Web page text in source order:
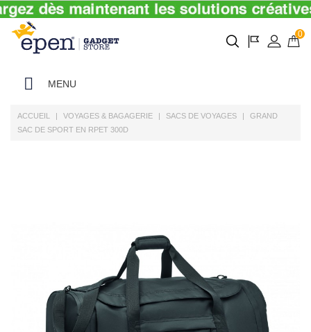
0
MENU
ACCUEIL VOYAGES & BAGAGERIE SACS DE VOYAGES
GRAND
SAC DE SPORT EN RPET 300D